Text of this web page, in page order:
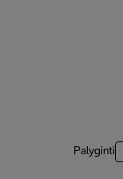
Palyginti